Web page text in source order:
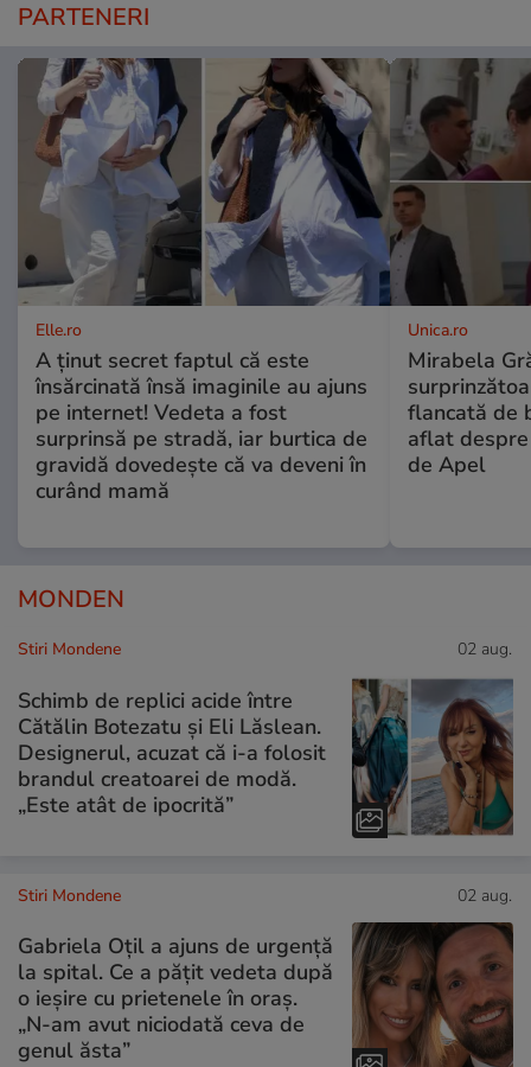
PARTENERI
Elle.ro
A ținut secret faptul că este
însărcinată însă imaginile au ajuns
pe internet! Vedeta a fost
surprinsă pe stradă, iar burtica de
gravidă dovedește că va deveni în
curând mamă
Unica.ro
Mirabela
flancată de
aflat
de Apel
MONDEN
Stiri Mondene 02 aug.
Schimb de replici acide între
Cătălin Botezatu și Eli Lăslean.
Designerul, acuzat că i-a folosit
brandul creatoarei de modă.
„Este atât de ipocrită”
Stiri Mondene 02 aug.
Gabriela Oțil a ajuns de urgență
la spital. Ce a pățit vedeta după
o ieșire cu prietenele în oraș.
„N-am avut niciodată ceva de
genul ăsta”